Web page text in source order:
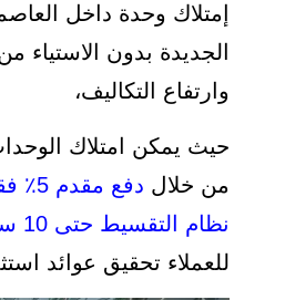
إمتلاك وحدة داخل
الجديدة بدون الاستياء
وارتفاع التكاليف،
حيث يمكن امتلاك
من خلال
دفع
نظام التقسيط حتى 10 سنوات
للعملاء تحقيق عوائد